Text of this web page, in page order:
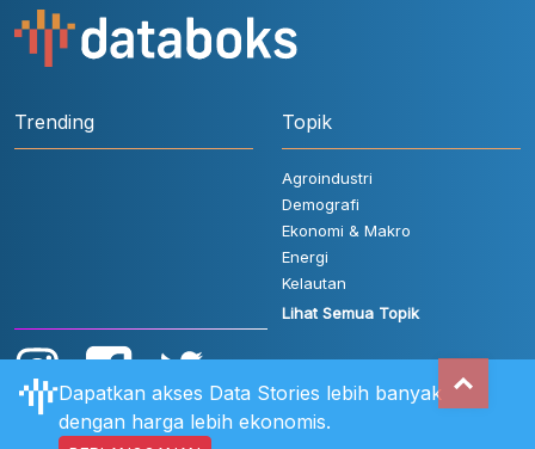
Trending Topik
Agroindustri
Demografi
Ekonomi & Makro
Energi
Kelautan
Lihat Semua Topik
Dapatkan akses Data Stories lebih banyak
dengan harga lebih ekonomis.